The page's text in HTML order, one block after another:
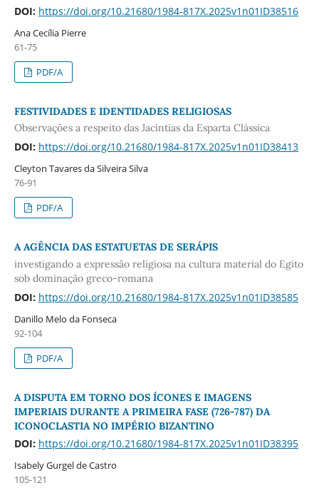
DOI: https://doi.org/10.21680/1984-817X.2025v1n01ID38516
Ana Cecília Pierre
61-75
PDF/A
FESTIVIDADES E IDENTIDADES RELIGIOSAS
Observações a respeito das Jacíntias da Esparta Clássica
DOI: https://doi.org/10.21680/1984-817X.2025v1n01ID38413
Cleyton Tavares da Silveira Silva
76-91
PDF/A
A AGÊNCIA DAS ESTATUETAS DE SERÁPIS
investigando a expressão religiosa na cultura material do Egito
sob dominação greco-romana
DOI: https://doi.org/10.21680/1984-817X.2025v1n01ID38585
Danillo Melo da Fonseca
92-104
PDF/A
A DISPUTA EM TORNO DOS ÍCONES E IMAGENS
IMPERIAIS DURANTE A PRIMEIRA FASE (726-787) DA
ICONOCLASTIA NO IMPÉRIO BIZANTINO
DOI: https://doi.org/10.21680/1984-817X.2025v1n01ID38395
Isabely Gurgel de Castro
105-121